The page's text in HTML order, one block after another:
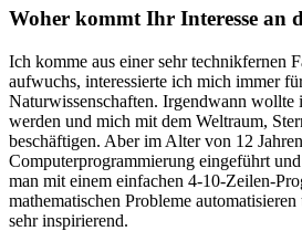
Woher kommt Ihr Interesse an
Ich komme aus einer sehr technikfernen
aufwuchs, interessierte ich mich immer
Naturwissenschaften. Irgendwann wollte
werden und mich mit dem Weltraum,
beschäftigen. Aber im Alter von 12
Computerprogrammierung eingeführt
man mit einem einfachen 4-10-Zeilen-
mathematischen Probleme
sehr inspirierend.